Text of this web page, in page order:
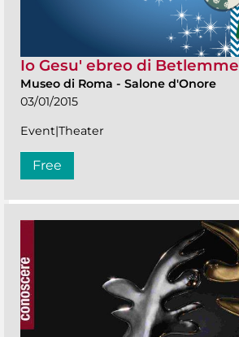
Io Gesu' ebreo di Betlemme
Museo di Roma - Salone d'Onore
03/01/2015
Event|Theater
Free